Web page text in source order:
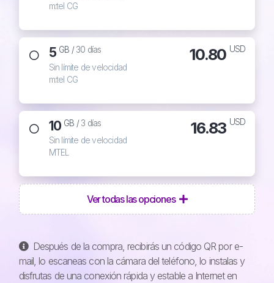
m:tel CG
5 GB /30 días
Sin límite de velocidad
m:tel CG
10.80 USD
10 GB /3 días
Sin límite de velocidad
MTEL
16.83 USD
Ver todas las opciones
Después de la compra, recibirás un código QR por e-
mail, lo escaneas con la cámara del teléfono, lo instalas y
disfrutas de una conexión rápida y estable a Internet en